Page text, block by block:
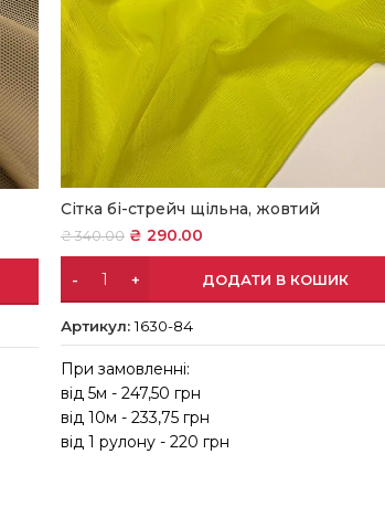
Сітка бі-стрейч щільна, жовтий
₴340.00 ₴ 290.00
ДОДАТИ В КОШИК
Артикул:1630-84
При замовленні:
від 5м - 247,50 грн
від 10м - 233,75 грн
від 1 рулону - 220 грн